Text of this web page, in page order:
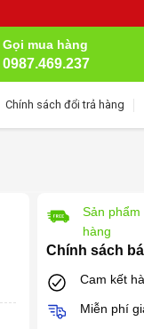
Gọi mua hàng
0987.469.237
Chính sách đổi trả hàng
Sản
hàng
Chính sách
Cam kết
Miễn phí